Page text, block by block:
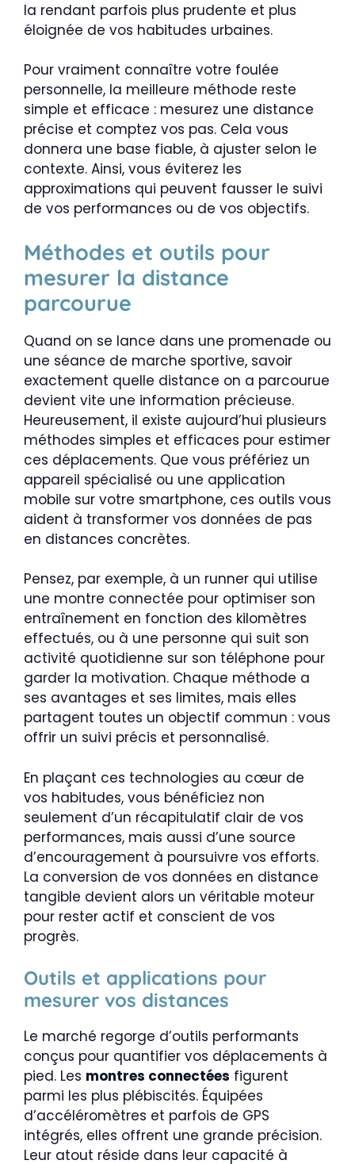
la rendant parfois plus prudente et plus
éloignée de vos habitudes urbaines.
Pour vraiment connaître votre foulée
personnelle, la meilleure méthode reste
simple et efficace : mesurez une distance
précise et comptez vos pas. Cela vous
donnera une base fiable, à ajuster selon le
contexte. Ainsi, vous éviterez les
approximations qui peuvent fausser le suivi
de vos performances ou de vos objectifs.
Méthodes et outils pour
mesurer la distance
parcourue
Quand on se lance dans une promenade ou
une séance de marche sportive, savoir
exactement quelle distance on a parcourue
devient vite une information précieuse.
Heureusement, il existe aujourd’hui plusieurs
méthodes simples et efficaces pour estimer
ces déplacements. Que vous préfériez un
appareil spécialisé ou une application
mobile sur votre smartphone, ces outils vous
aident à transformer vos données de pas
en distances concrètes.
Pensez, par exemple, à un runner qui utilise
une montre connectée pour optimiser son
entraînement en fonction des kilomètres
effectués, ou à une personne qui suit son
activité quotidienne sur son téléphone pour
garder la motivation. Chaque méthode a
ses avantages et ses limites, mais elles
partagent toutes un objectif commun : vous
offrir un suivi précis et personnalisé.
En plaçant ces technologies au cœur de
vos habitudes, vous bénéficiez non
seulement d’un récapitulatif clair de vos
performances, mais aussi d’une source
d’encouragement à poursuivre vos efforts.
La conversion de vos données en distance
tangible devient alors un véritable moteur
pour rester actif et conscient de vos
progrès.
Outils et applications pour
mesurer vos distances
Le marché regorge d’outils performants
conçus pour quantifier vos déplacements à
pied. Les montres connectées figurent
parmi les plus plébiscités. Équipées
d’accéléromètres et parfois de GPS
intégrés, elles offrent une grande précision.
Leur atout réside dans leur capacité à